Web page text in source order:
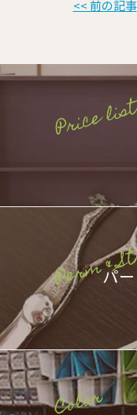
<< 前の記事
パ